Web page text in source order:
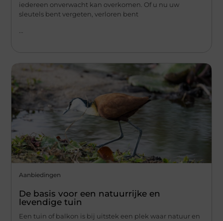
iedereen onverwacht kan overkomen. Of u nu uw
sleutels bent vergeten, verloren bent
...
Aanbiedingen
De basis voor een natuurrijke en
levendige tuin
Een tuin of balkon is bij uitstek een plek waar natuur en